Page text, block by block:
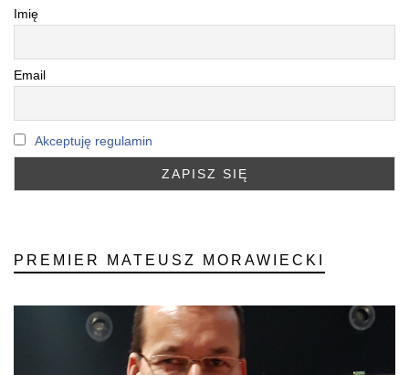
Imię
Email
Akceptuję regulamin
PREMIER MATEUSZ MORAWIECKI